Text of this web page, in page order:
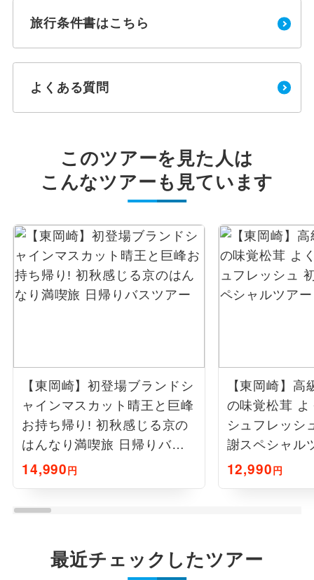
旅行条件書はこちら
よくある質問
このツアーを見た人は
こんなツアーも見ています
【東岡崎】初登場ブランドシ
ャインマスカット晴王と巨峰
お持ち帰り! 初秋感じる京の
はんなり満喫旅 日帰りバス
ツアー
14,990円
【東岡崎】
の味覚松茸
シュフレッシ
謝スペシャル
帰り
12,990円
最近チェックしたツアー